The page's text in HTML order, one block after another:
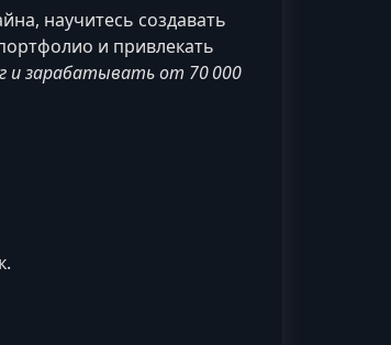
научитесь создавать
и привлекать
и зарабатывать от 70 000